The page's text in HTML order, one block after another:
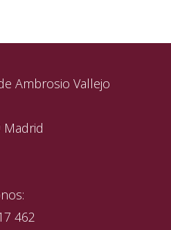
Ambrosio Vallejo
Madrid
462